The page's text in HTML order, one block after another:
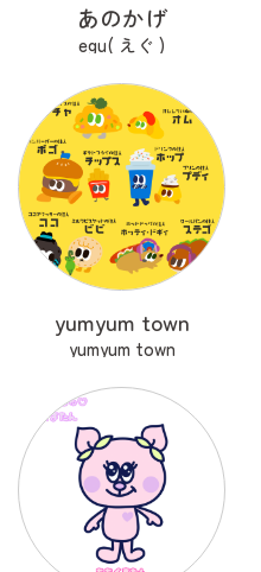
あのかげ
egu( えぐ )
yumyum town
yumyum town